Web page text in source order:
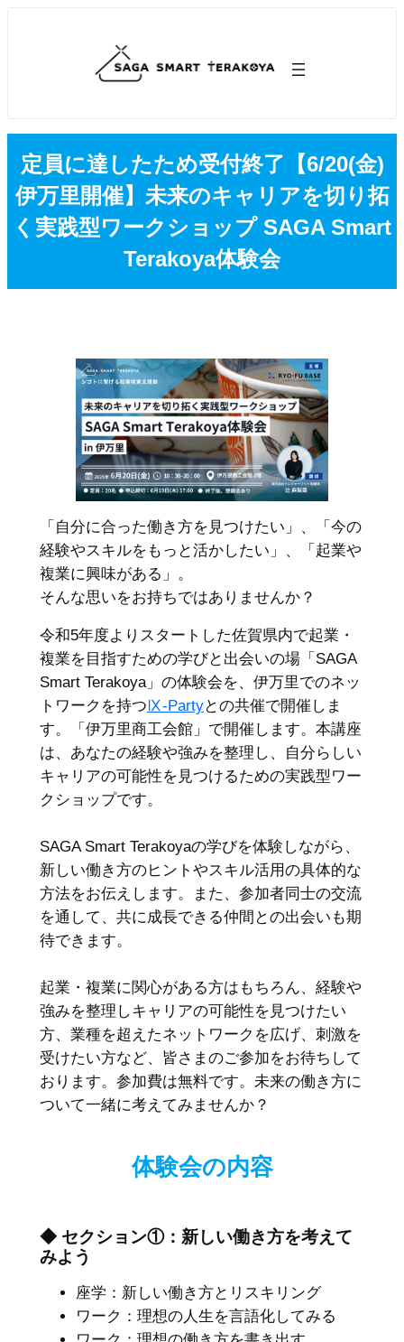
ッ
定員に達したため受付終了【6/20(金)
伊万里開催】未来のキャリアを切り拓
く実践型ワークショップ SAGA Smart
Terakoya体験会
「自分に合った働き方を見つけたい」、「今の
経験やスキルをもっと活かしたい」、「起業や
複業に興味がある」。
そんな思いをお持ちではありませんか？
令和5年度よりスタートした佐賀県内で起業・
複業を目指すための学びと出会いの場「SAGA
Smart Terakoya」の体験会を、伊万里でのネッ
トワークを持つⅨ-Partyとの共催で開催しま
す。「伊万里商工会館」で開催します。本講座
は、あなたの経験や強みを整理し、自分らしい
キャリアの可能性を見つけるための実践型ワー
クショップです。
SAGA Smart Terakoyaの学びを体験しながら、
新しい働き方のヒントやスキル活用の具体的な
方法をお伝えします。また、参加者同士の交流
を通して、共に成長できる仲間との出会いも期
待できます。
起業・複業に関心がある方はもちろん、経験や
強みを整理しキャリアの可能性を見つけたい
方、業種を超えたネットワークを広げ、刺激を
受けたい方など、皆さまのご参加をお待ちして
おります。参加費は無料です。未来の働き方に
ついて一緒に考えてみませんか？
体験会の内容
◆ セクション①：新しい働き方を考えて
みよう
座学：新しい働き方とリスキリング
ワーク：理想の人生を言語化してみる